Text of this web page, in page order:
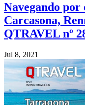
Navegando
Carcasona,
QTRAVEL nº
Jul 8, 2021